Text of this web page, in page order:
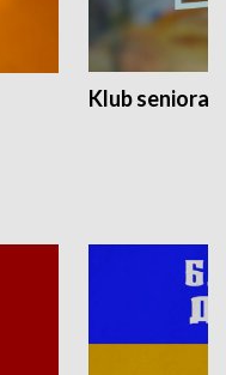
Klub seniora